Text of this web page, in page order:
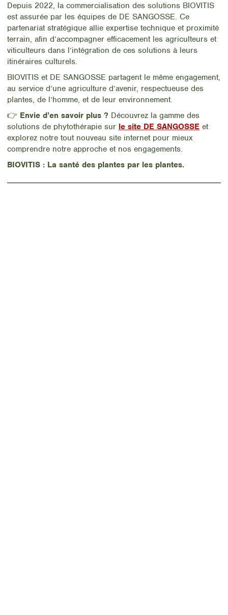
Depuis 2022, la commercialisation des solutions BIOVITIS
est assurée par les équipes de DE SANGOSSE. Ce
partenariat stratégique allie expertise technique et proximité
terrain, afin d’accompagner efficacement les agriculteurs et
viticulteurs dans l’intégration de ces solutions à leurs
itinéraires culturels.
BIOVITIS et DE SANGOSSE partagent le même engagement,
au service d’une agriculture d’avenir, respectueuse des
plantes, de l’homme, et de leur environnement.
👉 Envie d’en savoir plus ? Découvrez la gamme des
solutions de phytothérapie sur le site DE SANGOSSE et
explorez notre tout nouveau site internet pour mieux
comprendre notre approche et nos engagements.
BIOVITIS : La santé des plantes par les plantes.